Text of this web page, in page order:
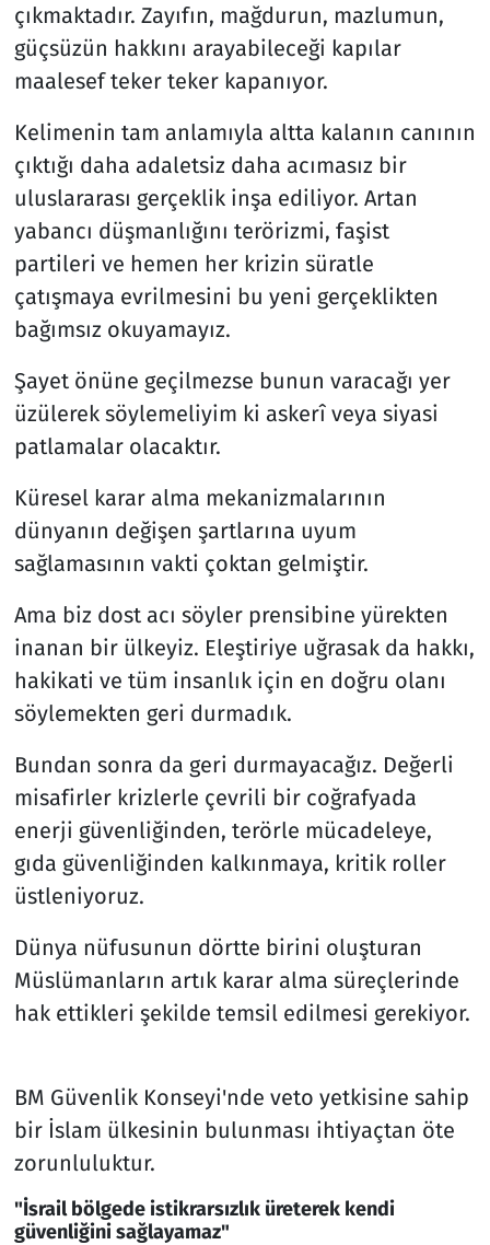
çıkmaktadır. Zayıfın, mağdurun, mazlumun,
güçsüzün hakkını arayabileceği kapılar
maalesef teker teker kapanıyor.
Kelimenin tam anlamıyla altta kalanın canının
çıktığı daha adaletsiz daha acımasız bir
uluslararası gerçeklik inşa ediliyor. Artan
yabancı düşmanlığını terörizmi, faşist
partileri ve hemen her krizin süratle
çatışmaya evrilmesini bu yeni gerçeklikten
bağımsız okuyamayız.
Şayet önüne geçilmezse bunun varacağı yer
üzülerek söylemeliyim ki askerî veya siyasi
patlamalar olacaktır.
Küresel karar alma mekanizmalarının
dünyanın değişen şartlarına uyum
sağlamasının vakti çoktan gelmiştir.
Ama biz dost acı söyler prensibine yürekten
inanan bir ülkeyiz. Eleştiriye uğrasak da hakkı,
hakikati ve tüm insanlık için en doğru olanı
söylemekten geri durmadık.
Bundan sonra da geri durmayacağız. Değerli
misafirler krizlerle çevrili bir coğrafyada
enerji güvenliğinden, terörle mücadeleye,
gıda güvenliğinden kalkınmaya, kritik roller
üstleniyoruz.
Dünya nüfusunun dörtte birini oluşturan
Müslümanların artık karar alma süreçlerinde
hak ettikleri şekilde temsil edilmesi gerekiyor.
BM Güvenlik Konseyi'nde veto yetkisine sahip
bir İslam ülkesinin bulunması ihtiyaçtan öte
zorunluluktur.
"İsrail bölgede istikrarsızlık üreterek kendi
güvenliğini sağlayamaz"